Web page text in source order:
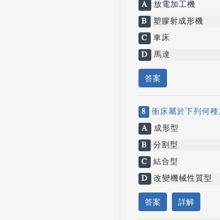
A 放電加工機
B
塑膠射成形機
C 車床
D 馬達
答案
8 衝床屬於下列何
A 成形型
B 分割型
C 結合型
D 改變機械性質型
答案 詳解